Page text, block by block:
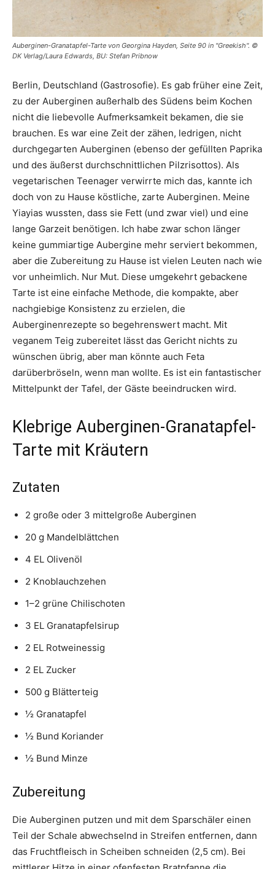
Auberginen-Granatapfel-Tarte von Georgina Hayden, Seite 90 in "Greekish". ©
DK Verlag/Laura Edwards, BU: Stefan Pribnow
Berlin, Deutschland (Gastrosofie). Es gab früher eine Zeit,
zu der Auberginen außerhalb des Südens beim Kochen
nicht die liebevolle Aufmerksamkeit bekamen, die sie
brauchen. Es war eine Zeit der zähen, ledrigen, nicht
durchgegarten Auberginen (ebenso der gefüllten Paprika
und des äußerst durchschnittlichen Pilzrisottos). Als
vegetarischen Teenager verwirrte mich das, kannte ich
doch von zu Hause köstliche, zarte Auberginen. Meine
Yiayias wussten, dass sie Fett (und zwar viel) und eine
lange Garzeit benötigen. Ich habe zwar schon länger
keine gummiartige Aubergine mehr serviert bekommen,
aber die Zubereitung zu Hause ist vielen Leuten nach wie
vor unheimlich. Nur Mut. Diese umgekehrt gebackene
Tarte ist eine einfache Methode, die kompakte, aber
nachgiebige Konsistenz zu erzielen, die
Auberginenrezepte so begehrenswert macht. Mit
veganem Teig zubereitet lässt das Gericht nichts zu
wünschen übrig, aber man könnte auch Feta
darüberbröseln, wenn man wollte. Es ist ein fantastischer
Mittelpunkt der Tafel, der Gäste beeindrucken wird.
Klebrige Auberginen-Granatapfel-
Tarte mit Kräutern
Zutaten
2 große oder 3 mittelgroße Auberginen
20 g Mandelblättchen
4 EL Olivenöl
2 Knoblauchzehen
1–2 grüne Chilischoten
3 EL Granatapfelsirup
2 EL Rotweinessig
2 EL Zucker
500 g Blätterteig
½ Granatapfel
½ Bund Koriander
½ Bund Minze
Zubereitung
Die Auberginen putzen und mit dem Sparschäler einen
Teil der Schale abwechselnd in Streifen entfernen, dann
das Fruchtfleisch in Scheiben schneiden (2,5 cm). Bei